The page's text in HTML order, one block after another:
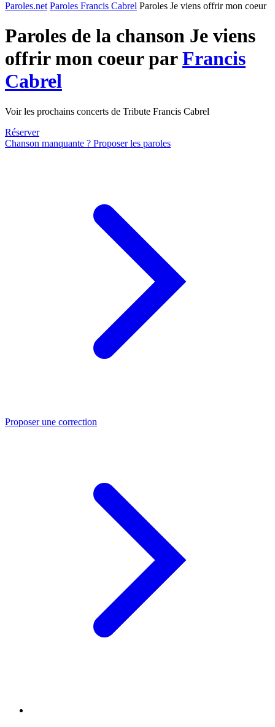
Paroles.net Paroles Francis Cabrel Paroles Je viens offrir mon coeur
Paroles de la chanson Je viens
offrir mon coeur parFrancis
Cabrel
Voir les prochains concerts de Tribute Francis Cabrel
Réserver
Chanson manquante ? Proposer les paroles
Proposer une correction